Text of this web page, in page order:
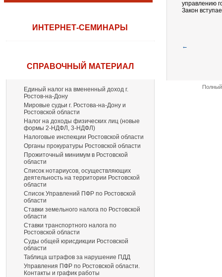
ИНТЕРНЕТ-СЕМИНАРЫ
СПРАВОЧНЫЙ МАТЕРИАЛ
Единый налог на вмененный доход г.
Ростов-на-Дону
Мировые судьи г. Ростова-на-Дону и
Ростовской области
Налог на доходы физических лиц (новые
формы 2-НДФЛ, 3-НДФЛ)
Налоговые инспекции Ростовской области
Органы прокуратуры Ростовской области
Прожиточный минимум в Ростовской
области
Список нотариусов, осуществляющих
деятельность на территории Ростовской
области
Список Управлений ПФР по Ростовской
области
Ставки земельного налога по Ростовской
области
Ставки транспортного налога по
Ростовской области
Суды общей юрисдикции Ростовской
области
Таблица штрафов за нарушение ПДД
Управления ПФР по Ростовской области.
Контакты и график работы
управлению
Закон
←